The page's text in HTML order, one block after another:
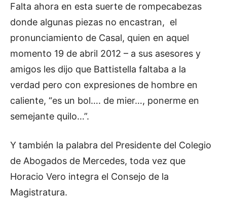
Falta ahora en esta suerte de rompecabezas
donde algunas piezas no encastran, el
pronunciamiento de Casal, quien en aquel
momento 19 de abril 2012 – a sus asesores y
amigos les dijo que Battistella faltaba a la
verdad pero con expresiones de hombre en
caliente, “es un bol…. de mier…, ponerme en
semejante quilo…”.
Y también la palabra del Presidente del Colegio
de Abogados de Mercedes, toda vez que
Horacio Vero integra el Consejo de la
Magistratura.